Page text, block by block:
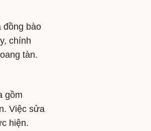
đồng bào
chính
tàn.
gồm
Việc sửa
hiện.